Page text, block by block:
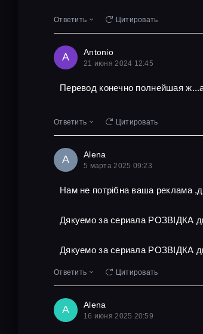
Ответить Цитировать
A Antonio
21 июня 2024 12:45
Перевод конечно полнейшая
Ответить Цитировать
A Alena
5 марта 2025 09:23
Нам не потрібна ваша реклама
Дякуемо за сериала РОЗВІДКА
Дякуемо за сериала РОЗВІДКА
Ответить Цитировать
A Alena
16 июня 2025 20:59